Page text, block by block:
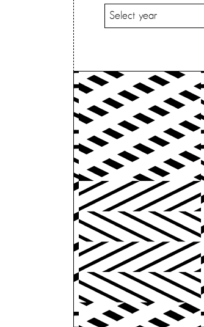
V
A
T
S
E